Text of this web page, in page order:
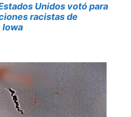
Unidos votó para
racistas de
Iowa